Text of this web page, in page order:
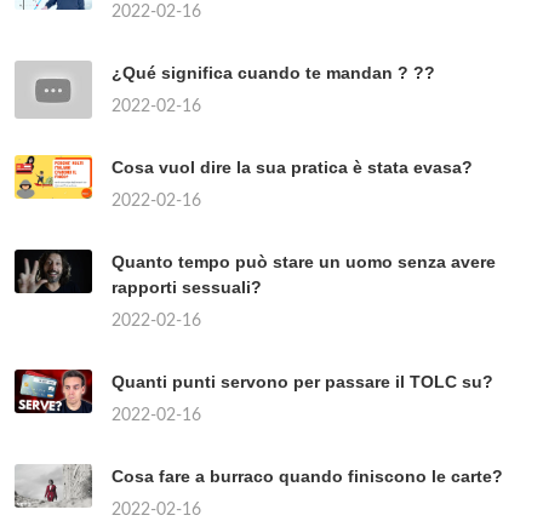
2022-02-16
¿Qué significa cuando te mandan ? ??
2022-02-16
Cosa vuol dire la sua pratica è stata evasa?
2022-02-16
Quanto tempo può stare un uomo senza avere
rapporti sessuali?
2022-02-16
Quanti punti servono per passare il TOLC su?
2022-02-16
Cosa fare a burraco quando finiscono le carte?
2022-02-16